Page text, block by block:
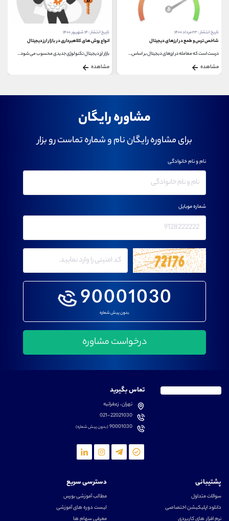
تاریخ انتشار : ۱۴ شهریور ۱۴۰۰
انواع روش های کلاهبرداری در بازار ارز دیجیتال
بازار ارز دیجیتال تکنولوژی جدیدی محسوب می شود...
مشاهده
تاریخ انتشار : ۲۷ دی ۱۴۰۲
متاورس های استریت (HighStreet)
مشاهده
مشاوره رایگان
برای مشاوره رایگان نام و شماره تماست رو بزار
90001030
بدون پیش شماره
نام و نام خانوادگی
شماره موبایل
تماس بگیرید
تهران، زعفرانیه
021-22021030
90001030(بدون پیش شماره)
پشتیبانی
سوالات متداول
دانلود اپلیکیشن اختصاصی
دسترسی سریع
مطالب آموزشی بورس
لیست دوره های آموزشی